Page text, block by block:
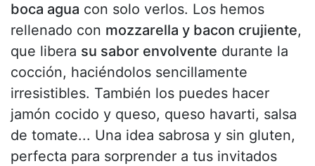
boca agua con solo verlos. Los hemos
rellenado con mozzarella y bacon crujiente,
que libera su sabor envolvente durante la
cocción, haciéndolos sencillamente
irresistibles. También los puedes hacer
jamón cocido y queso, queso havarti, salsa
de tomate... Una idea sabrosa y sin gluten,
perfecta para sorprender a tus invitados